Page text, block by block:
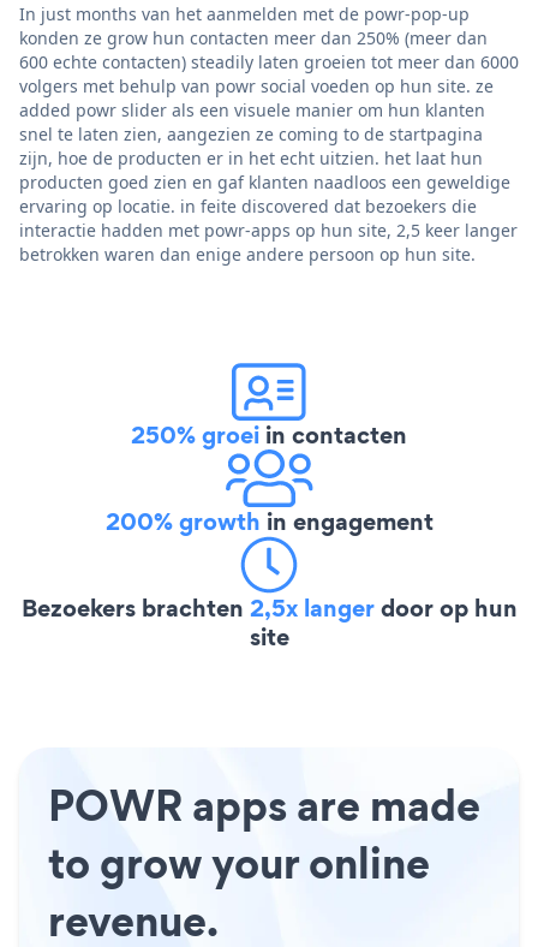
In just months van het aanmelden met de powr-pop-up
konden ze grow hun contacten meer dan 250% (meer dan
600 echte contacten) steadily laten groeien tot meer dan 6000
volgers met behulp van powr social voeden op hun site. ze
added powr slider als een visuele manier om hun klanten
snel te laten zien, aangezien ze coming to de startpagina
zijn, hoe de producten er in het echt uitzien. het laat hun
producten goed zien en gaf klanten naadloos een geweldige
ervaring op locatie. in feite discovered dat bezoekers die
interactie hadden met powr-apps op hun site, 2,5 keer langer
betrokken waren dan enige andere persoon op hun site.
250% groei in contacten
200% growth in engagement
Bezoekers brachten 2,5x langerdoor op hun
site
POWR apps are made
to grow your online
revenue.